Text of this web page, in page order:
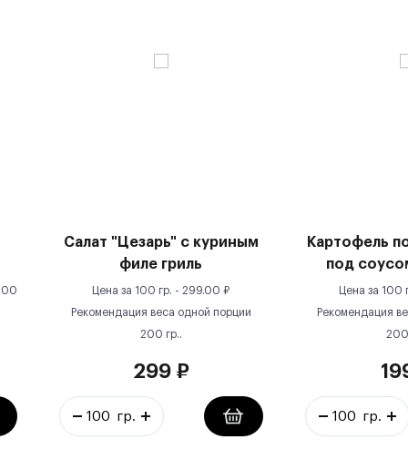
Салат "Цезарь" с куриным
филе гриль
Цена за 100 гр. - 299.00 ₽
Рекомендация веса одной порции
200 гр..
299₽
Картофель
под
Цена за 100
Рекомендация
200